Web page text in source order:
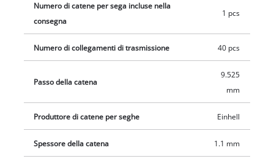
Numero di catene per sega incluse nella
consegna
1 pcs
Numero di collegamenti di trasmissione 40 pcs
Passo della catena
9.525
mm
Produttore di catene per seghe Einhell
Spessore della catena 1.1 mm